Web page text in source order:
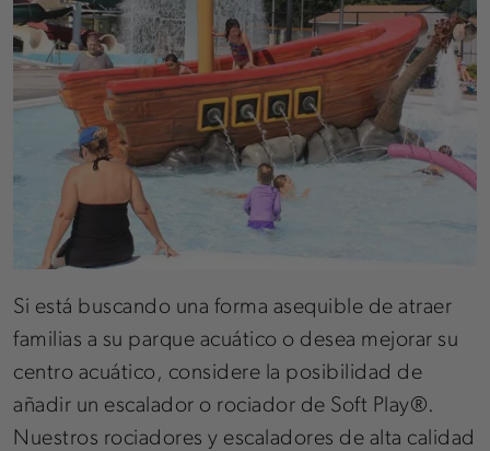
Si está buscando una forma asequible de atraer
familias a su parque acuático o desea mejorar su
centro acuático, considere la posibilidad de
añadir un escalador o rociador de Soft Play®.
Nuestros rociadores y escaladores de alta calidad